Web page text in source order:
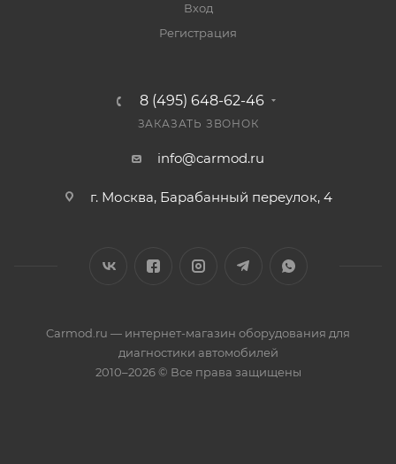
Вход
Регистрация
8 (495) 648-62-46
ЗАКАЗАТЬ ЗВОНОК
info@carmod.ru
г. Москва, Барабанный переулок, 4
Carmod.ru — интернет-магазин оборудования для
диагностики автомобилей
2010–2026 © Все права защищены